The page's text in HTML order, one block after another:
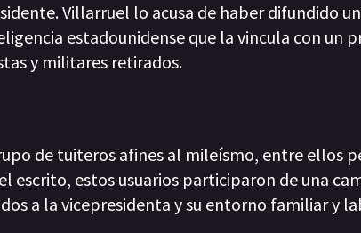
Villarruel lo acusa de haber difundido
estadounidense que la vincula con un
y militares retirados.
de tuiteros afines al mileísmo, entre ellos
escrito, estos usuarios participaron de una
a la vicepresidenta y su entorno familiar y